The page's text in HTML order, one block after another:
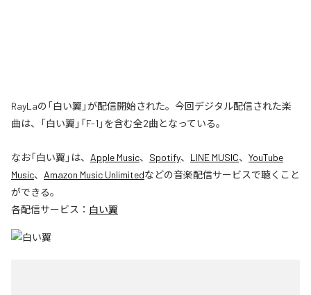
RayLaの「白い翼」が配信開始された。今回デジタル配信された楽
曲は、「白い翼」「F-1」を含む全2曲となっている。
なお「白い翼 」は、 Apple Music、 Spotify、 LINE MUSIC、 YouTube
Music、 Amazon Music Unlimitedなどの音楽配信サービスで聴くこと
ができる。
各配信サービス： 白い翼